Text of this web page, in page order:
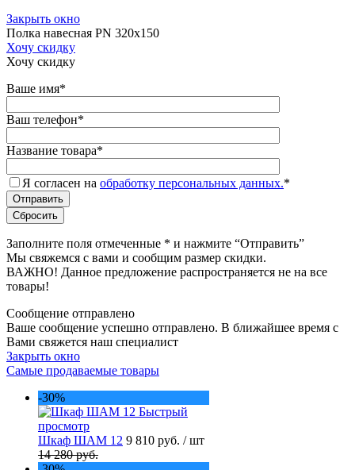
Закрыть окно
Полка навесная PN 320x150
Хочу скидку
Хочу скидку
Ваше имя*
Ваш телефон*
Название товара*
Я согласен на обработку персональных данных.*
Заполните поля отмеченные * и нажмите “Отправить”
Мы свяжемся с вами и сообщим размер скидки.
ВАЖНО! Данное предложение распространяется не на все
товары!
Сообщение отправлено
Ваше сообщение успешно отправлено. В ближайшее время с
Вами свяжется наш специалист
Закрыть окно
Самые продаваемые товары
-30%
Быстрый
просмотр
Шкаф ШАМ 12 9 810 руб. / шт
14 280 руб.